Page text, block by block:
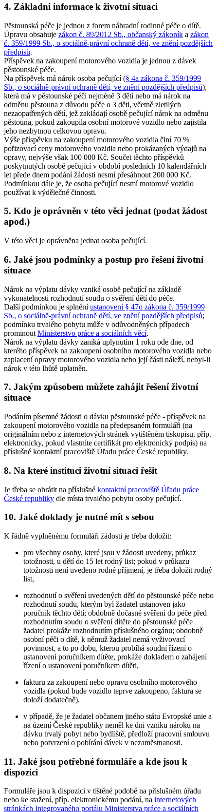
4. Základní informace k životní situaci
Pěstounská péče je jednou z forem náhradní rodinné péče o dítě.
Úpravu obsahuje zákon č. 89/2012 Sb., občanský zákoník a zákon
č. 359/1999 Sb., o sociálně-právní ochraně dětí, ve znění pozdějších
předpisů.
Příspěvek na zakoupení motorového vozidla je jednou z dávek
pěstounské péče.
Na příspěvek má nárok osoba pečující (§ 4a zákona č. 359/1999
Sb., o sociálně-právní ochraně dětí, ve znění pozdějších předpisů),
která má v pěstounské péči nejméně 3 děti nebo má nárok na
odměnu pěstouna z důvodu péče o 3 děti, včetně zletilých
nezaopatřených dětí, jež zakládají osobě pečující nárok na odměnu
pěstouna, pokud zakoupila osobní motorové vozidlo nebo zajistila
jeho nezbytnou celkovou opravu.
Výše příspěvku na zakoupení motorového vozidla činí 70 %
pořizovací ceny motorového vozidla nebo prokázaných výdajů na
opravy, nejvýše však 100 000 Kč. Součet těchto příspěvků
poskytnutých osobě pečující v období posledních 10 kalendářních
let přede dnem podání žádosti nesmí přesáhnout 200 000 Kč.
Podmínkou dále je, že osoba pečující nesmí motorové vozidlo
používat k výdělečné činnosti.
5. Kdo je oprávněn v této věci jednat (podat žádost
apod.)
V této věci je oprávněna jednat osoba pečující.
6. Jaké jsou podmínky a postup pro řešení životní
situace
Nárok na výplatu dávky vzniká osobě pečující na základě
vykonatelnosti rozhodnutí soudu o svěření dětí do péče.
Další podmínkou je splněníustanovení § 47o zákona č. 359/1999
Sb., o sociálně-právní ochraně dětí, ve znění pozdějších předpisů;
podmínku trvalého pobytu může v odůvodněných případech
prominout Ministerstvo práce a sociálních věcí.
Nárok na výplatu dávky zaniká uplynutím 1 roku ode dne, od
kterého příspěvek na zakoupení osobního motorového vozidla nebo
zaplacení opravy motorového vozidla nebo její části náleží, nebyl-li
nárok v této lhůtě uplatněn.
7. Jakým způsobem můžete zahájit řešení životní
situace
Podáním písemné žádosti o dávku pěstounské péče - příspěvek na
zakoupení motorového vozidla na předepsaném formuláři (na
originálním nebo z internetových stránek vytištěném tiskopisu, příp.
elektronicky, pokud vlastníte certifikát pro elektronický podpis) na
příslušné kontaktní pracoviště Úřadu práce České republiky.
8. Na které instituci životní situaci řešit
Je třeba se obrátit na příslušné kontaktní pracoviště Úřadu práce
České republiky dle místa trvalého pobytu osoby pečující.
10. Jaké doklady je nutné mít s sebou
K řádně vyplněnému formuláři žádosti je třeba doložit:
pro všechny osoby, které jsou v žádosti uvedeny, průkaz
totožnosti, u dětí do 15 let rodný list; pokud v průkazu
totožnosti není uvedeno rodné příjmení, je třeba doložit rodný
list,
rozhodnutí o svěření uvedených dětí do pěstounské péče nebo
rozhodnutí soudu, kterým byl žadatel ustanoven jako
poručník těchto dětí; obdobně dočasné svěření do péče před
rozhodnutím soudu o svěření dítěte do pěstounské péče
žadatel prokáže rozhodnutím příslušného orgánu; obdobně
osobní péči o dítě, k němuž žadatel nemá vyživovací
povinnost, a to po dobu, kterou probíhá soudní řízení o
ustanovení poručníkem dítěte, prokáže dokladem o zahájení
řízení o ustanovení poručníkem dítěti,
fakturu za zakoupení nebo opravu osobního motorového
vozidla (pokud bude vozidlo teprve zakoupeno, faktura se
doloží dodatečně),
v případě, že je žadatel občanem jiného státu Evropské unie a
na území České republiky neměl ke dni vzniku nároku na
dávku trvalý pobyt nebo bydliště, předloží pracovní smlouvu
nebo potvrzení o pobírání dávek v nezaměstnanosti.
11. Jaké jsou potřebné formuláře a kde jsou k
dispozici
Formuláře jsou k dispozici v tištěné podobě na příslušném úřadu
nebo ke stažení, příp. elektronickému podání, na internetových
stránkách Integrovaného portálu Ministerstva práce a sociálních